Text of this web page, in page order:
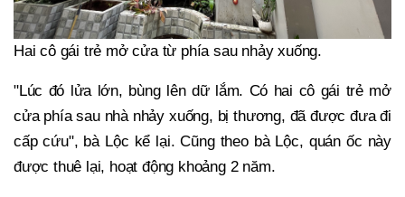
Hai cô gái trẻ mở cửa từ phía sau nhảy xuống.
"Lúc đó lửa lớn, bùng lên dữ lắm. Có hai cô gái trẻ mở
cửa phía sau nhà nhảy xuống, bị thương, đã được đưa đi
cấp cứu", bà Lộc kể lại. Cũng theo bà Lộc, quán ốc này
được thuê lại, hoạt động khoảng 2 năm.